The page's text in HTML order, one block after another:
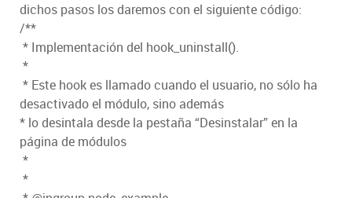
dichos pasos los daremos con el siguiente código:
/**
* Implementación del hook_uninstall().
*
* Este hook es llamado cuando el usuario, no sólo ha
desactivado el módulo, sino además
* lo desintala desde la pestaña “Desinstalar” en la
página de módulos
*
*